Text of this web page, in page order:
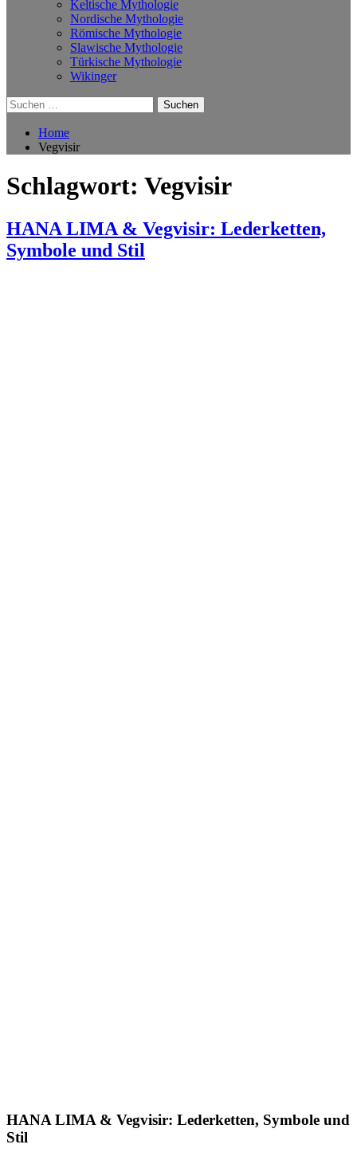
Keltische Mythologie
Nordische Mythologie
Römische Mythologie
Slawische Mythologie
Türkische Mythologie
Wikinger
Suchen
nach:
Home
Vegvisir
Schlagwort: Vegvisir
HANA LIMA & Vegvisir: Lederketten,
Symbole und Stil
HANA LIMA & Vegvisir: Lederketten, Symbole und
Stil